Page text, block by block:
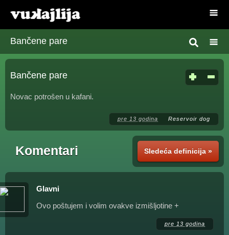
Bančene pare
Bančene pare
Novac potrošen u kafani.
pre 13 godina Reservoir dog
Sledeća definicija »
Komentari
Glavni
Ovo poštujem i volim ovakve izmišljotine +
pre 13 godina